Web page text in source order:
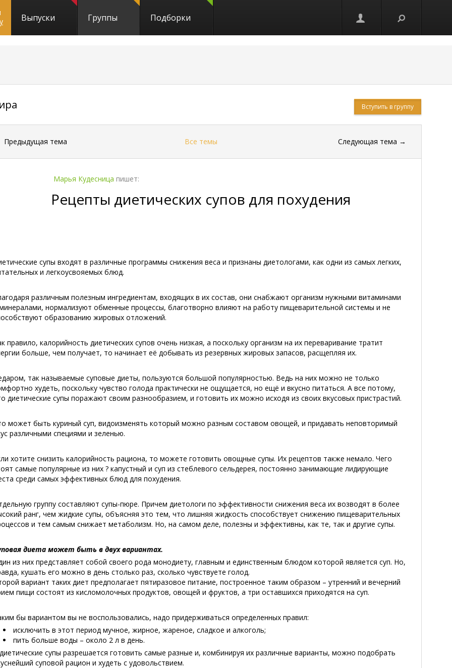
Выпуски Группы Подборки
Вступить в группу
Предыдущая тема Все темы Следующая тема →
Марья Кудесница пишет:
Рецепты диетических супов для похудения
супы входят в различные программы снижения веса и признаны диетологами, как одни из самых легких,
и легкоусвояемых блюд.
различным полезным ингредиентам, входящих в их состав, они снабжают организм нужными витаминами
нормализуют обменные процессы, благотворно влияют на работу пищеварительной системы и не
образованию жировых отложений.
правило, калорийность диетических супов очень низкая, а поскольку организм на их переваривание тратит
больше, чем получает, то начинает её добывать из резервных жировых запасов, расщепляя их.
так называемые суповые диеты, пользуются большой популярностью. Ведь на них можно не только
худеть, поскольку чувство голода практически не ощущается, но ещё и вкусно питаться. А все потому,
диетические супы поражают своим разнообразием, и готовить их можно исходя из своих вкусовых пристрастий.
может быть куриный суп, видоизменять который можно разным составом овощей, и придавать неповторимый
различными специями и зеленью.
хотите снизить калорийность рациона, то можете готовить овощные супы. Их рецептов также немало. Чего
самые популярные из них ? капустный и суп из стеблевого сельдерея, постоянно занимающие лидирующие
среди самых эффективных блюд для похудения.
группу составляют супы-пюре. Причем диетологи по эффективности снижения веса их возводят в более
ранг, чем жидкие супы, объясняя это тем, что лишняя жидкость способствует снижению пищеварительных
и тем самым снижает метаболизм. Но, на самом деле, полезны и эффективны, как те, так и другие супы.
диета может быть в двух вариантах.
из них представляет собой своего рода монодиету, главным и единственным блюдом которой является суп. Но,
кушать его можно в день столько раз, сколько чувствуете голод.
вариант таких диет предполагает пятиразовое питание, построенное таким образом – утренний и вечерний
пищи состоят из кисломолочных продуктов, овощей и фруктов, а три оставшихся приходятся на суп.
бы вариантом вы не воспользовались, надо придерживаться определенных правил:
исключить в этот период мучное, жирное, жареное, сладкое и алкоголь;
пить больше воды – около 2 л в день.
супы разрешается готовить самые разные и, комбинируя их различные варианты, можно подобрать
суповой рацион и худеть с удовольствием.